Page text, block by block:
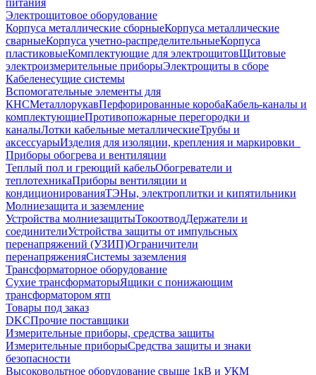
питания
Электрощитовое оборудование
Корпуса металлические сборныеКорпуса металлические
сварныеКорпуса учетно-распределительныеКорпуса
пластиковыеКомплектующие для электрощитовЩитовые
электроизмерительные приборыЭлектрощиты в сборе
Кабеленесущие системы
Вспомогательные элементы для
КНСМеталлорукавПерфорированные коробаКабель-каналы и
комплектующиеПротивопожарные перегородки и
каналыЛотки кабельные металлическиеТрубы и
аксессуарыИзделия для изоляции, крепления и маркировки
Приборы обогрева и вентиляции
Теплый пол и греющий кабельОбогреватели и
теплотехникаПриборы вентиляции и
кондиционированияТЭНы, электроплитки и кипятильники
Молниезащита и заземление
Устройства молниезащитыТокоотводДержатели и
соединителиУстройства защиты от импульсных
перенапряжений (УЗИП)Ограничители
перенапряженияСистемы заземления
Трансформаторное оборудование
Сухие трансформаторыЯщики с понижающим
трансформатором ятп
Товары под заказ
DKCПрочие поставщики
Измерительные приборы, средства защиты
Измерительные приборыСредства защиты и знаки
безопасности
Высоковольтное оборудование свыше 1кВ и УКМ